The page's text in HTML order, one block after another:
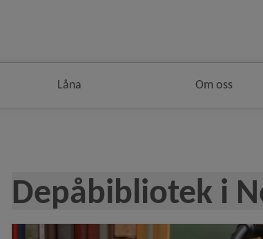
Låna Om oss
Sverige
Depåbibliotek i